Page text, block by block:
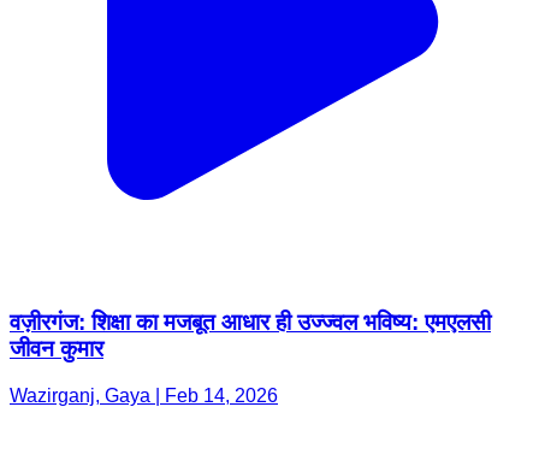
वज़ीरगंज: शिक्षा का मजबूत आधार ही उज्ज्वल भविष्य: एमएलसी
जीवन कुमार
Wazirganj, Gaya | Feb 14, 2026